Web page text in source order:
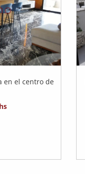
en el centro de